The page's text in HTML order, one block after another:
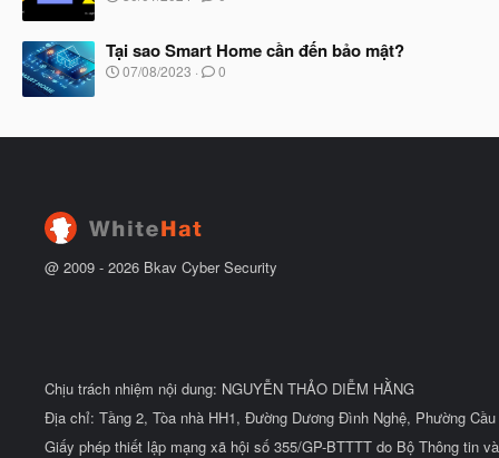
b
đ
ầ
y
b
ắ
ầ
Tại sao Smart Home cần đến bảo mật?
N
b
u
07/08/2023 0
@ 2009 - 2026 Bkav Cyber Security
Chịu trách nhiệm nội dung: NGUYỄN THẢO DIỄM HẰNG
Địa chỉ: Tầng 2, Tòa nhà HH1, Đường Dương Đình Nghệ, Phường
Giấy phép thiết lập mạng xã hội số 355/GP-BTTTT do Bộ Thông tin